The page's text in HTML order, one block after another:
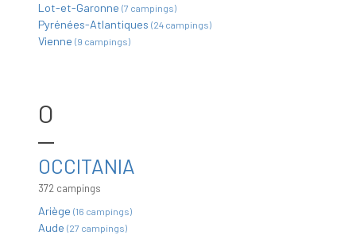
Lot-et-Garonne (7 campings)
Pyrénées-Atlantiques (24 campings)
Vienne (9 campings)
O
OCCITANIA
372 campings
Ariège (16 campings)
Aude (27 campings)